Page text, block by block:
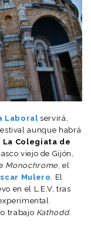
Laboralservirá,
aunque habrá
La Colegiata de
viejo de Gijón,
Monochrome, el
Mulero . El
en el L.E.V, tras
trabajo Kathodd.